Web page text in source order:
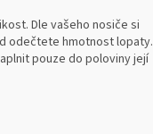
Dle vašeho nosiče si
odečtete hmotnost lopaty.
pouze do poloviny její